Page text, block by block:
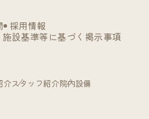
採用情報
施設基準等に基づく掲示事項
介スタッフ紹介院内設備